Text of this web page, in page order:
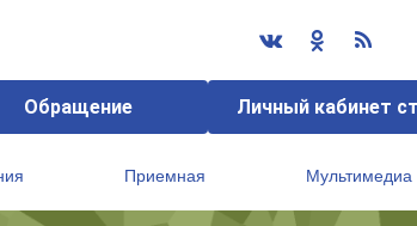
Обращение Личный кабинет
Приемная Мультимедиа